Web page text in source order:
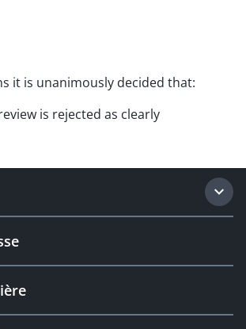
it is unanimously decided that:
is rejected as clearly